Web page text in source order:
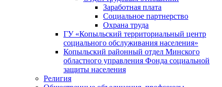
Заработная плата
Социальное партнерство
Охрана труда
ГУ «Копыльский территориальный центр
социального обслуживания населения»
Копыльский районный отдел Минского
областного управления Фонда социальной
защиты населения
Религия